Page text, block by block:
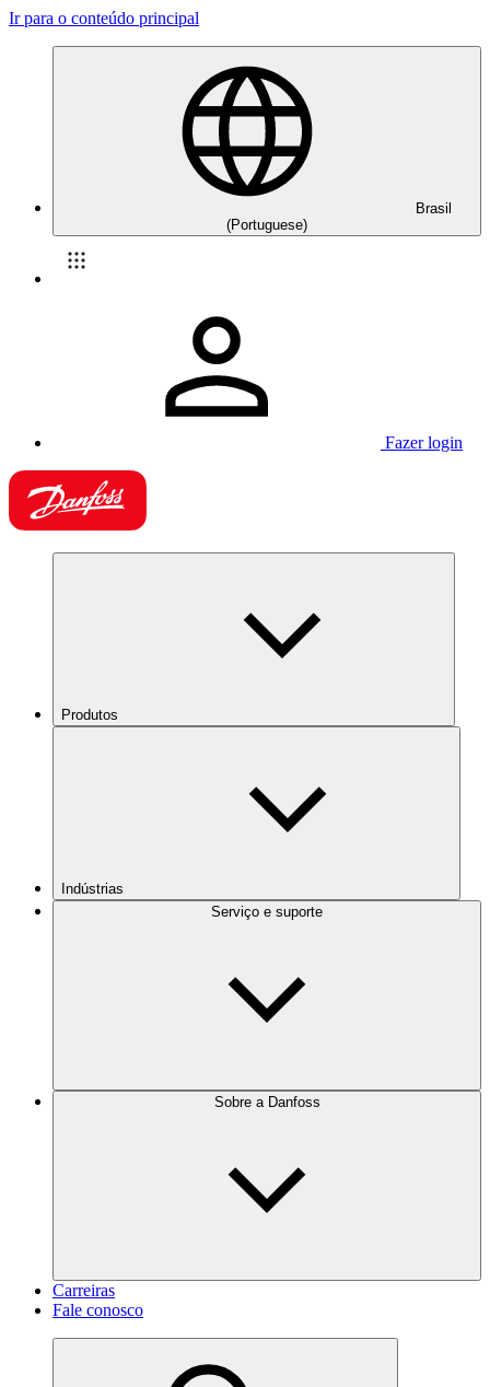
Ir para o conteúdo principal
Brasil
(Portuguese)
Fazer login
Produtos
Indústrias
Serviço e suporte
Sobre a Danfoss
Carreiras
Fale conosco